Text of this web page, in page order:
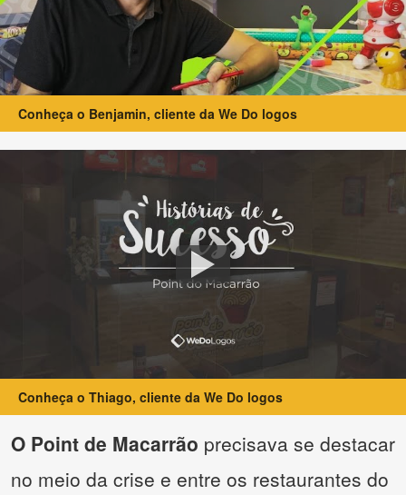
Conheça o Benjamin, cliente da We Do logos
Conheça o Thiago, cliente da We Do logos
O Point de Macarrão precisava se destacar
no meio da crise e entre os restaurantes do